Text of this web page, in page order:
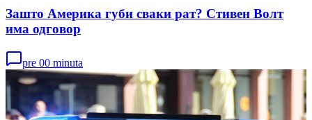
Зашто Америка губи сваки рат? Стивен Волт
има одговор
pre 00 minuta